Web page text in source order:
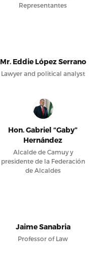
Representantes
Mr. Eddie López Serrano
Lawyer and political analyst
Hon. Gabriel “Gaby”
Hernández
Alcalde de Camuy y
presidente de la Federación
de Alcaldes
Jaime Sanabria
Professor of Law